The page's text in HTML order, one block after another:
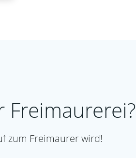
Freimaurerei?
zum Freimaurer wird!